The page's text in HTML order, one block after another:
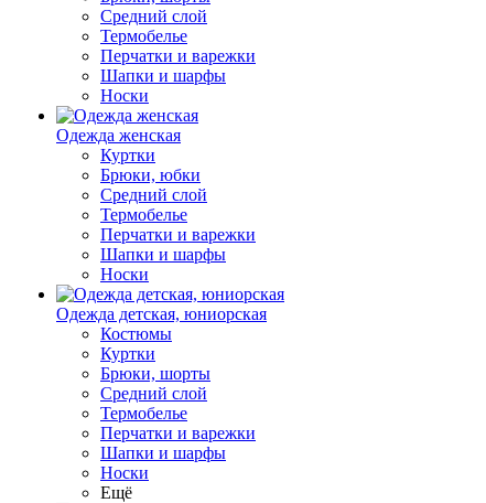
Средний слой
Термобелье
Перчатки и варежки
Шапки и шарфы
Носки
Одежда женская
Куртки
Брюки, юбки
Средний слой
Термобелье
Перчатки и варежки
Шапки и шарфы
Носки
Одежда детская, юниорская
Костюмы
Куртки
Брюки, шорты
Средний слой
Термобелье
Перчатки и варежки
Шапки и шарфы
Носки
Ещё